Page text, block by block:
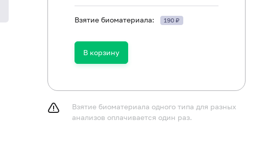
Раковый антиген CA 19-9
Раковый антиген CA 72-4
Взятие биоматериала: 190 ₽
В корзину
Взятие биоматериала одного типа для разных
анализов оплачивается один раз.